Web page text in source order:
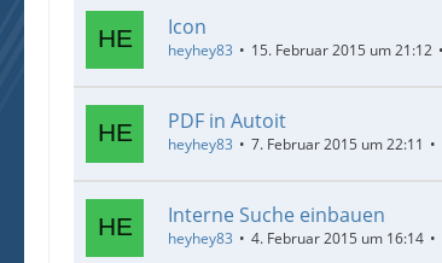
Icon
heyhey83 15. Februar 2015 um 21:12
PDF in Autoit
heyhey83 7. Februar 2015 um 22:11
Interne Suche einbauen
heyhey83 4. Februar 2015 um 16:14